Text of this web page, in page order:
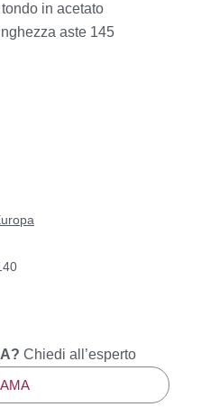
in acetato
aste 145
Chiedi all’esperto